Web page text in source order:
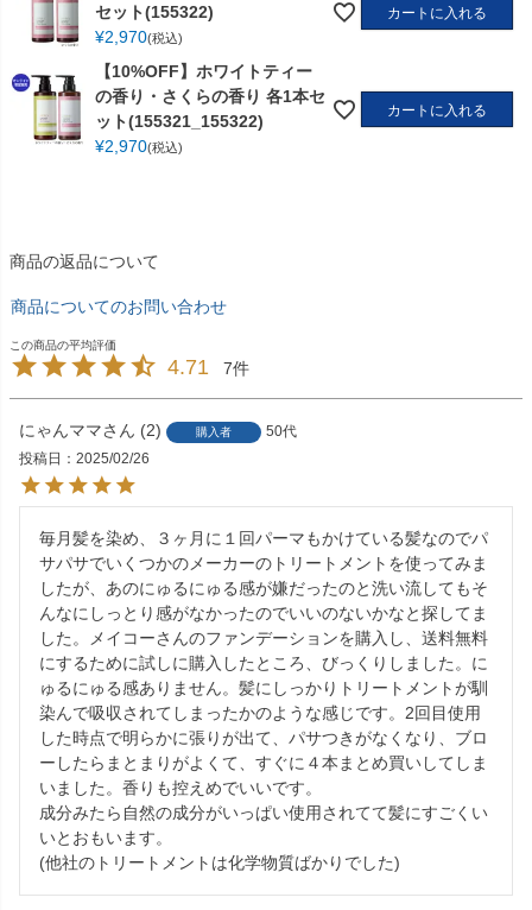
セット(155322)
¥2,970 税込
カートに入れる
【10%OFF】ホワイトティー
の香り・さくらの香り 各1本セ
ット(155321_155322)
¥2,970 税込
カートに入れる
商品の返品について
商品についてのお問い合わせ
4.71 7
にゃんママ 2 購入者
50代
投稿日
2025/02/26
毎月髪を染め、３ヶ月に１回パーマもかけている髪なのでパ
サパサでいくつかのメーカーのトリートメントを使ってみま
したが、あのにゅるにゅる感が嫌だったのと洗い流してもそ
んなにしっとり感がなかったのでいいのないかなと探してま
した。メイコーさんのファンデーションを購入し、送料無料
にするために試しに購入したところ、びっくりしました。に
ゅるにゅる感ありません。髪にしっかりトリートメントが馴
染んで吸収されてしまったかのような感じです。2回目使用
した時点で明らかに張りが出て、パサつきがなくなり、ブロ
ーしたらまとまりがよくて、すぐに４本まとめ買いしてしま
いました。香りも控えめでいいです。
成分みたら自然の成分がいっぱい使用されてて髪にすごくい
いとおもいます。
(他社のトリートメントは化学物質ばかりでした)